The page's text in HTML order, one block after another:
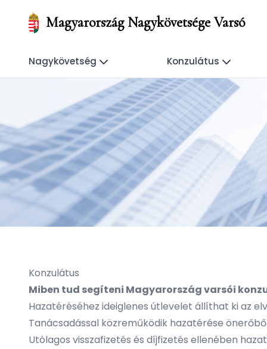
Magyarország Nagykövetsége Varsó
Nagykövetség Konzulátus
Konzulátus
Miben tud segíteni Magyarország varsói
Hazatéréséhez ideiglenes útlevelet állíthat ki az
Tanácsadással közreműködik hazatérése
Utólagos visszafizetés és díjfizetés ellenében